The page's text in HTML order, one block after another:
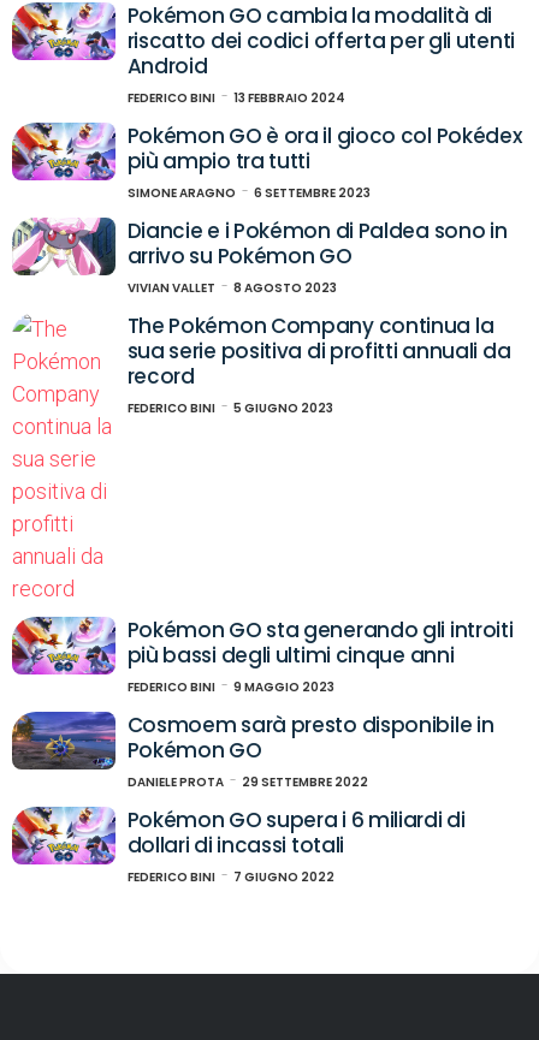
Pokémon GO cambia la modalità di
riscatto dei codici offerta per gli utenti
Android
FEDERICO BINI 13 FEBBRAIO 2024
Pokémon GO è ora il gioco col Pokédex
più ampio tra tutti
SIMONE ARAGNO 6 SETTEMBRE 2023
Diancie e i Pokémon di Paldea sono in
arrivo su Pokémon GO
VIVIAN VALLET 8 AGOSTO 2023
The Pokémon Company continua la
sua serie positiva di profitti annuali da
record
FEDERICO BINI 5 GIUGNO 2023
Pokémon GO sta generando gli introiti
più bassi degli ultimi cinque anni
FEDERICO BINI 9 MAGGIO 2023
Cosmoem sarà presto disponibile in
Pokémon GO
DANIELE PROTA 29 SETTEMBRE 2022
Pokémon GO supera i 6 miliardi di
dollari di incassi totali
FEDERICO BINI 7 GIUGNO 2022